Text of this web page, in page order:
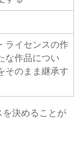
ライセンスの作
な作品につい
そのまま継承す
を決めることが